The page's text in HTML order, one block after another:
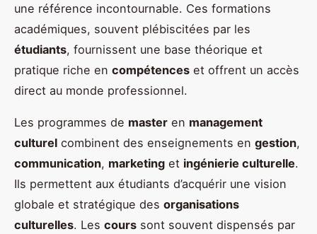
une référence incontournable. Ces formations
académiques, souvent plébiscitées par les
étudiants, fournissent une base théorique et
pratique riche en compétences et offrent un accès
direct au monde professionnel.
Les programmes de master en management
culturel combinent des enseignements en gestion,
communication, marketing et ingénierie culturelle.
Ils permettent aux étudiants d’acquérir une vision
globale et stratégique des organisations
culturelles. Les cours sont souvent dispensés par